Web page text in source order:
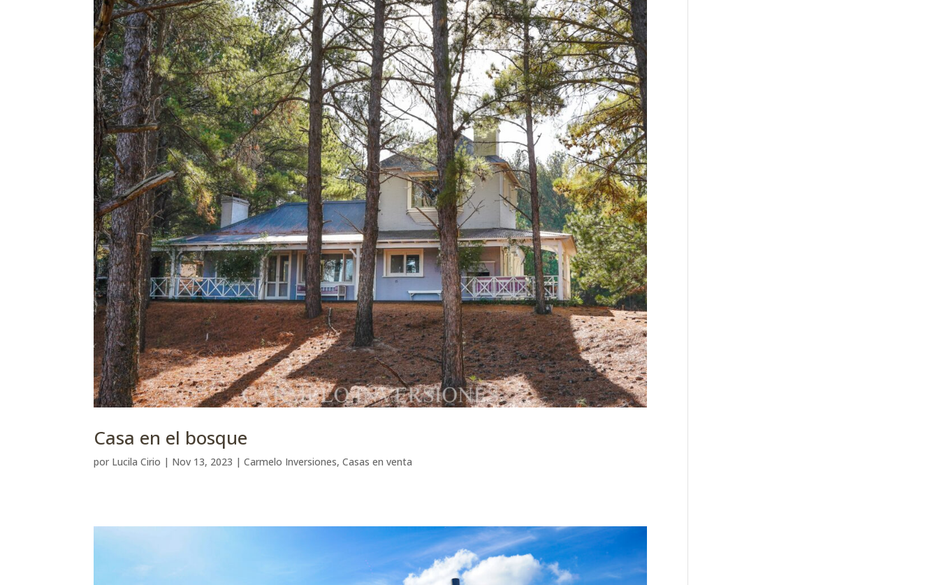
Casa en el bosque
por Lucila Cirio | Nov 13, 2023 |Carmelo Inversiones,Casas en venta